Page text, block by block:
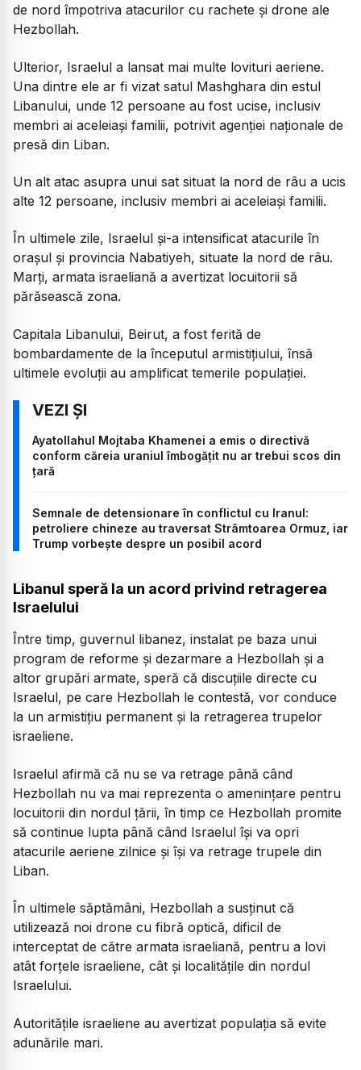
de nord împotriva atacurilor cu rachete și drone ale
Hezbollah.
Ulterior, Israelul a lansat mai multe lovituri aeriene.
Una dintre ele ar fi vizat satul Mashghara din estul
Libanului, unde 12 persoane au fost ucise, inclusiv
membri ai aceleiași familii, potrivit agenției naționale de
presă din Liban.
Un alt atac asupra unui sat situat la nord de râu a ucis
alte 12 persoane, inclusiv membri ai aceleiași familii.
În ultimele zile, Israelul și-a intensificat atacurile în
orașul și provincia Nabatiyeh, situate la nord de râu.
Marți, armata israeliană a avertizat locuitorii să
părăsească zona.
Capitala Libanului, Beirut, a fost ferită de
bombardamente de la începutul armistițiului, însă
ultimele evoluții au amplificat temerile populației.
Ayatollahul Mojtaba Khamenei a emis o directivă
conform căreia uraniul îmbogățit nu ar trebui scos din
țară
Semnale de detensionare în conflictul cu Iranul:
petroliere chineze au traversat Strâmtoarea Ormuz, iar
Trump vorbește despre un posibil acord
Libanul speră la un acord privind retragerea
Israelului
Între timp, guvernul libanez, instalat pe baza unui
program de reforme și dezarmare a Hezbollah și a
altor grupări armate, speră că discuțiile directe cu
Israelul, pe care Hezbollah le contestă, vor conduce
la un armistițiu permanent și la retragerea trupelor
israeliene.
Israelul afirmă că nu se va retrage până când
Hezbollah nu va mai reprezenta o amenințare pentru
locuitorii din nordul țării, în timp ce Hezbollah promite
să continue lupta până când Israelul își va opri
atacurile aeriene zilnice și își va retrage trupele din
Liban.
În ultimele săptămâni, Hezbollah a susținut că
utilizează noi drone cu fibră optică, dificil de
interceptat de către armata israeliană, pentru a lovi
atât forțele israeliene, cât și localitățile din nordul
Israelului.
Autoritățile israeliene au avertizat populația să evite
adunările mari.